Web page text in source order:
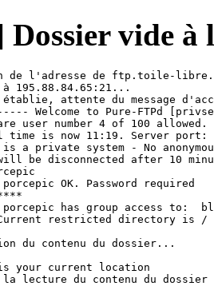
vide à
de l'adresse de ftp.toile-
195.88.84.65:21...
attente du message
Welcome to Pure-FTPd
user number 4 of 100 allowed.
time is now 11:19. Server port:
a private system - No
will be disconnected after 10
OK. Password required
porcepic has group access
Current restricted directory is /
du contenu du dossier...
your current location
lecture du contenu du dossier